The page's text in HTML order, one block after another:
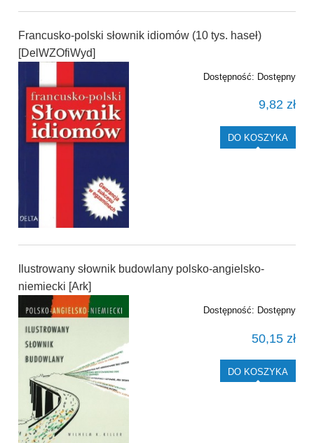
Francusko-polski słownik idiomów (10 tys. haseł)
[DelWZOfiWyd]
Dostępność: Dostępny
9,82 zł
DO KOSZYKA
Ilustrowany słownik budowlany polsko-angielsko-
niemiecki [Ark]
Dostępność: Dostępny
50,15 zł
DO KOSZYKA